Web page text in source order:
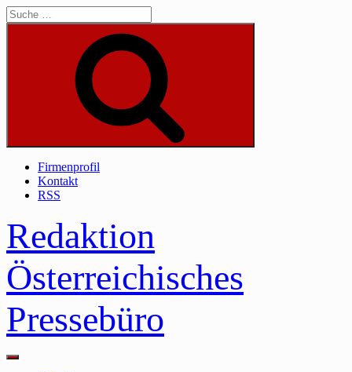
Skip
to
Suche
Firmenprofil
Kontakt
RSS
Redaktion
Österreichisches
Pressebüro
Main